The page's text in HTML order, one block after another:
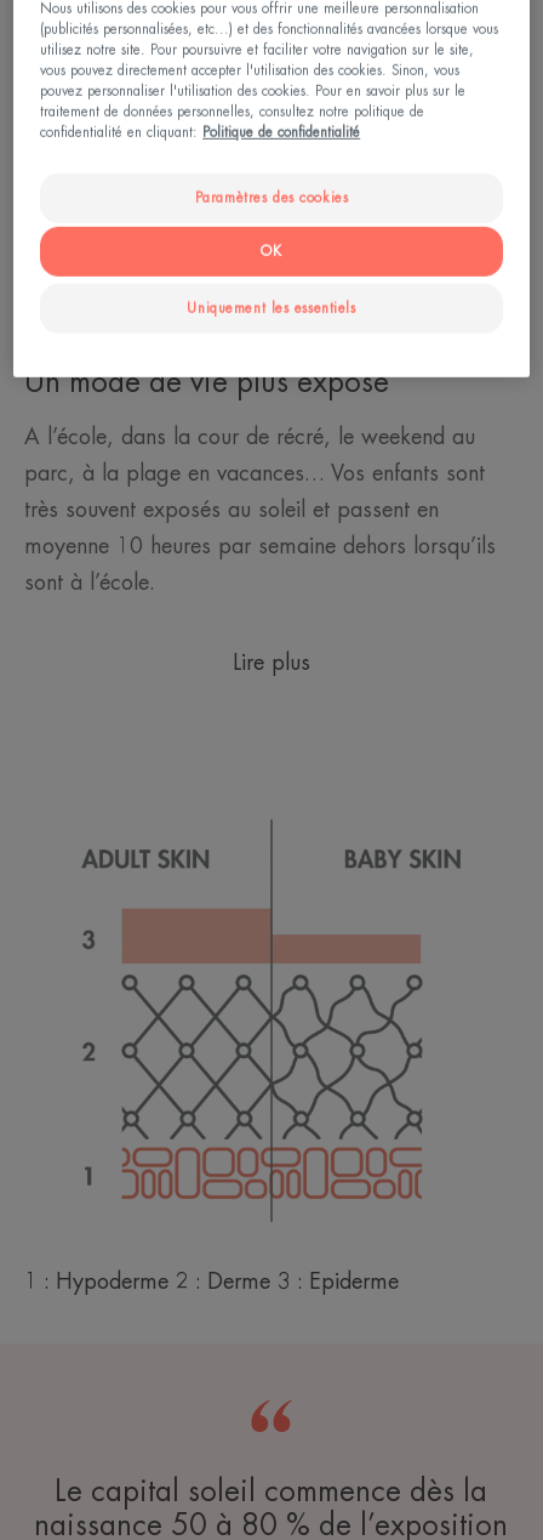
adaptée à leur âge et à leur peau sensible
Les enfants, une cible vulnérable
face au soleil
Les enfants sont des cibles vulnérables face au
de vie et leur peau est aussi plus fragile.
Un mode de vie plus exposé
A l’école, dans la cour de récré, le weekend au
parc, à la plage en vacances… Vos enfants sont
très souvent exposés au soleil et passent en
moyenne 10 heures par semaine dehors lorsqu’ils
sont à l’école.
Lire plus
1 : Hypoderme 2 : Derme 3 : Epiderme
Le capital soleil commence dès la
naissance 50 à 80 % de l’exposition
Nous utilisons des cookies pour vous offrir une meilleure personnalisation
(publicités personnalisées, etc...) et des fonctionnalités avancées lorsque vous
utilisez notre site. Pour poursuivre et faciliter votre navigation sur le site,
vous pouvez directement accepter l'utilisation des cookies. Sinon, vous
pouvez personnaliser l'utilisation des cookies. Pour en savoir plus sur le
traitement de données personnelles, consultez notre politique de
confidentialité en cliquant:
Politique de confidentialité
Paramètres des cookies
Uniquement les essentiels
OK